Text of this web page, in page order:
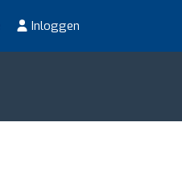
Inloggen